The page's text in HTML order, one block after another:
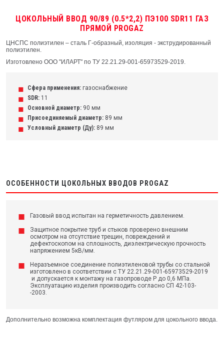
ЦОКОЛЬНЫЙ ВВОД 90/89 (0.5*2,2) ПЭ100 SDR11 ГАЗ
ПРЯМОЙ PROGAZ
ЦНСПС полиэтилен – сталь Г-образный, изоляция - экструдированный
полиэтилен.
Изготовлено ООО "ИЛАРТ" по ТУ 22.21.29-001-65973529-2019.
Сфера применения: газоснабжение
SDR: 11
Основной диаметр: 90 мм
Присоединяемый диаметр: 89 мм
Условный диаметр (Ду): 89 мм
ОСОБЕННОСТИ ЦОКОЛЬНЫХ ВВОДОВ PROGAZ
Газовый ввод испытан на герметичность давлением.
Защитное покрытие труб и стыков проверено внешним
осмотром на отсутствие трещин, повреждений и
дефектоскопом на сплошность, диэлектрическую прочность
напряжением 5кВ/мм.
Неразъемное соединение полиэтиленовой трубы со стальной
изготовлено в соответствии с ТУ 22.21.29-001-65973529-2019
и допускается к монтажу на газопроводе Р до 0,6 МПа.
Эксплуатацию изделия производить согласно СП 42-103-
-2003.
Дополнительно возможна комплектация футляром для цокольного ввода.